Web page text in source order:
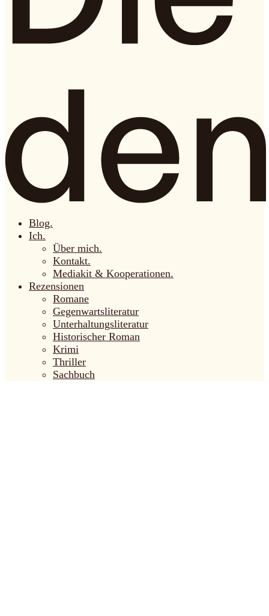
Blog.
Ich.
Über mich.
Kontakt.
Mediakit & Kooperationen.
Rezensionen
Romane
Gegenwartsliteratur
Unterhaltungsliteratur
Historischer Roman
Krimi
Thriller
Sachbuch